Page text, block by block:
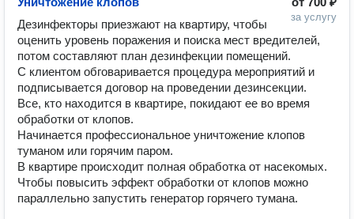
за услугу
Дезинфекторы приезжают на квартиру, чтобы
оценить уровень поражения и поиска мест вредителей,
потом составляют план дезинфекции помещений.
С клиентом обговаривается процедура мероприятий и
подписывается договор на проведении дезинсекции.
Все, кто находится в квартире, покидают ее во время
обработки от клопов.
Начинается профессиональное уничтожение клопов
туманом или горячим паром.
В квартире происходит полная обработка от насекомых.
Чтобы повысить эффект обработки от клопов можно
параллельно запустить генератор горячего тумана.